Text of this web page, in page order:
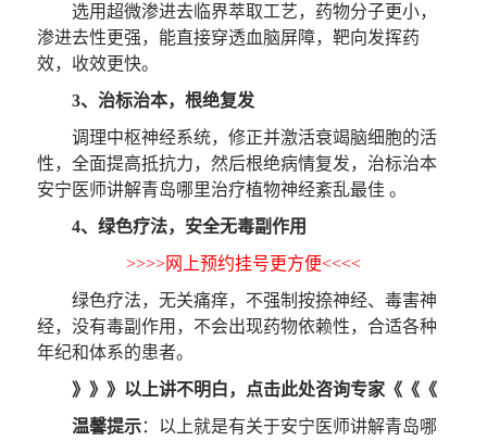
选用超微渗进去临界萃取工艺，药物分子更小，
渗进去性更强，能直接穿透血脑屏障，靶向发挥药
效，收效更快。
3、治标治本，根绝复发
调理中枢神经系统，修正并激活衰竭脑细胞的活
性，全面提高抵抗力，然后根绝病情复发，治标治本
安宁医师讲解青岛哪里治疗植物神经紊乱最佳 。
4、绿色疗法，安全无毒副作用
>>>>网上预约挂号更方便<<<<
绿色疗法，无关痛痒，不强制按捺神经、毒害神
经，没有毒副作用，不会出现药物依赖性，合适各种
年纪和体系的患者。
》》》以上讲不明白，点击此处咨询专家《《《
温馨提示：以上就是有关于安宁医师讲解青岛哪